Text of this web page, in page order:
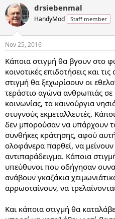
drsiebenmal
HandyMod Staff member
Nov 25, 2016
Κάποια στιγμή θα βγουν στο
κοινοτικές επιδοτήσεις και
στιγμή θα ξεχωρίσουν οι
τεράστιο αγώνα ανθρωπιάς
κοινωνίας, τα καινούργια
στυγνούς εκμεταλλευτές.
δεν μπορούσαν να υπάρχουν
συνθήκες κράτησης, αφού
ολοφάνερα παρθεί, να
αντιπαράδειγμα. Κάποια
υπεύθυνοι που οδήγησαν
ανάβουν γκαζάκια
αρρωσταίνουν, να
Και κάποια στιγμή θα